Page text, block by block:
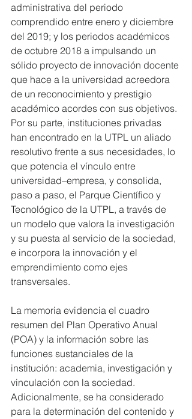
administrativa del periodo
comprendido entre enero y diciembre
del 2019; y los periodos académicos
de octubre 2018 a impulsando un
sólido proyecto de innovación docente
que hace a la universidad acreedora
de un reconocimiento y prestigio
académico acordes con sus objetivos.
Por su parte, instituciones privadas
han encontrado en la UTPL un aliado
resolutivo frente a sus necesidades, lo
que potencia el vínculo entre
universidad–empresa, y consolida,
paso a paso, el Parque Científico y
Tecnológico de la UTPL, a través de
un modelo que valora la investigación
y su puesta al servicio de la sociedad,
e incorpora la innovación y el
emprendimiento como ejes
transversales.
La memoria evidencia el cuadro
resumen del Plan Operativo Anual
(POA) y la información sobre las
funciones sustanciales de la
institución: academia, investigación y
vinculación con la sociedad.
Adicionalmente, se ha considerado
para la determinación del contenido y